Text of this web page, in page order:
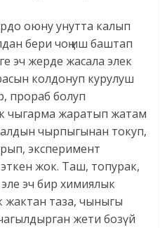
оюну унутта калып
бери чоң иш баштап
эч жерде жасала элек
колдонуп курулуш
прораб болуп
чыгарма жаратып жатам
чырпыгынан токуп,
эксперимент
жок. Таш, топурак,
эч бир химиялык
жактан таза, чыныгы
жети бозүй